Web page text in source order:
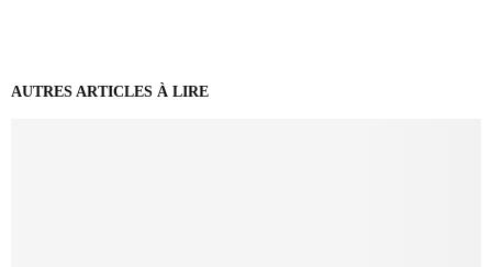
AUTRES ARTICLES À LIRE